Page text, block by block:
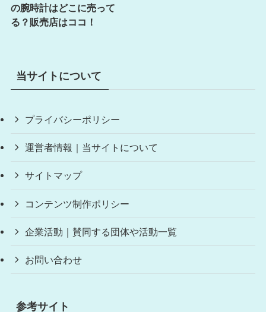
の腕時計はどこに売って
る？販売店はココ！
当サイトについて
プライバシーポリシー
運営者情報｜当サイトについて
サイトマップ
コンテンツ制作ポリシー
企業活動｜賛同する団体や活動一覧
お問い合わせ
参考サイト